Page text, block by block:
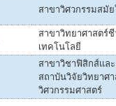
สาขาวิศวกรรมสมั
สาขาวิทยาศาสตร์
เทคโนโลยี
สาขาวิชาฟิสิกส์แล
สถาบันวิจัยวิทยาศ
วิศวกรรมศาสตร์